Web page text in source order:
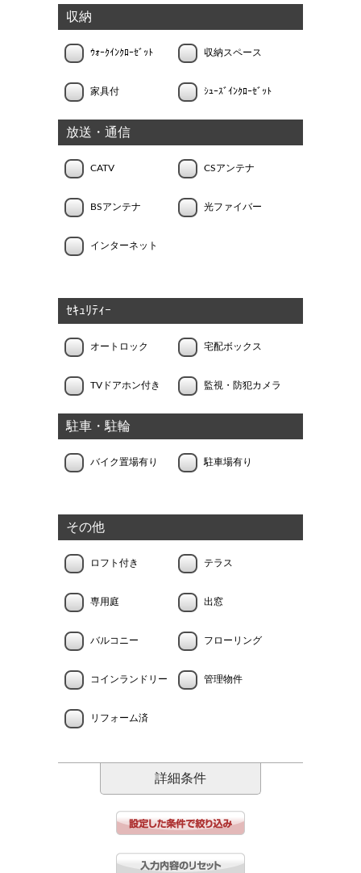
収納
ｳｫｰｸｲﾝｸﾛｰｾﾞｯﾄ 収納スペース
家具付 ｼｭｰｽﾞｲﾝｸﾛｰｾﾞｯﾄ
放送・通信
CATV CSアンテナ
BSアンテナ 光ファイバー
インターネット
ｾｷｭﾘﾃｨｰ
オートロック 宅配ボックス
TVドアホン付き 監視・防犯カメラ
駐車・駐輪
バイク置場有り 駐車場有り
その他
ロフト付き テラス
専用庭 出窓
バルコニー フローリング
コインランドリー 管理物件
リフォーム済